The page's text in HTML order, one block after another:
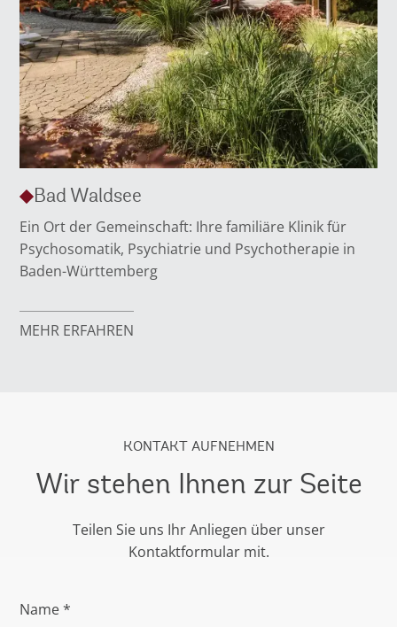
Bad Waldsee
Ein Ort der Gemeinschaft: Ihre familiäre Klinik für
Psychosomatik, Psychiatrie und Psychotherapie in
Baden-Württemberg
MEHR ERFAHREN
KONTAKT AUFNEHMEN
Wir stehen Ihnen zur Seite
Teilen Sie uns Ihr Anliegen über unser
Kontaktformular mit.
Name *